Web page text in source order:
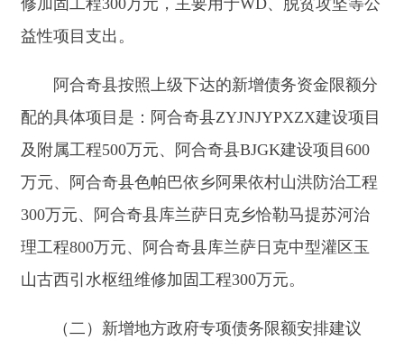
理工程800万元、阿合奇县库兰萨日克中型灌区玉
山古西引水枢纽维修加固工程300万元。
（二）新增地方政府专项债务限额安排建议
州财政局此次核定阿合奇县2020年 地方政府专
项债务限额3000万元，分配的具体项目是：克州阿
合奇县中水利用建设项目1000万元、阿合奇县佳朗
奇污水处理厂提标改造改扩建工程1000万元、阿合
奇县老旧小区改造项目1000万元，主要用于供水、
城镇污水垃圾处理、城镇老旧小区改造等公益性项
阿合奇县按照上级下达的新增债务资金限额分